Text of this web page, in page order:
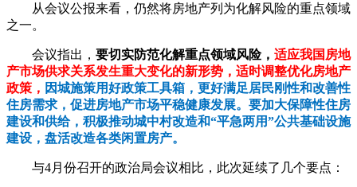
从会议公报来看，仍然将房地产列为化解风险的重点领域
之一。
会议指出， 要切实防范化解重点领域风险， 适应我国房地
产市场供求关系发生重大变化的新形势，适时调整优化房地产
政策， 因城施策用好政策工具箱，更好满足居民刚性和改善性
住房需求，促进房地产市场平稳健康发展。要加大保障性住房
建设和供给，积极推动城中村改造和“平急两用”公共基础设施
建设，盘活改造各类闲置房产。
与4月份召开的政治局会议相比，此次延续了几个要点：